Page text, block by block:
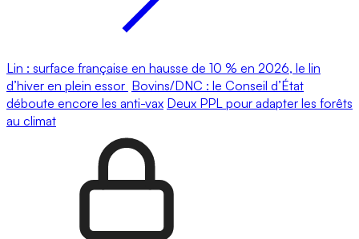
Lin : surface française en hausse de 10 % en 2026, le lin
d’hiver en plein essor Bovins/DNC : le Conseil d’État
déboute encore les anti-vax Deux PPL pour adapter les forêts
au climat